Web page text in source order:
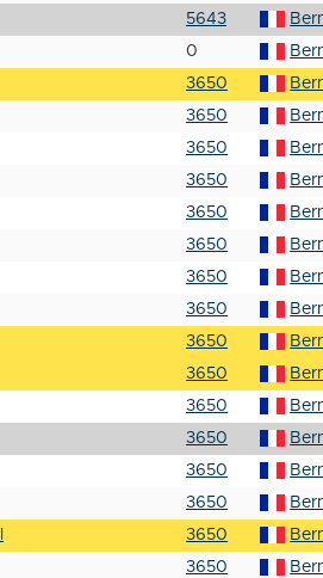
5643
0
3650
3650
3650
3650
3650
3650
3650
3650
3650
3650
3650
3650
3650
3650
3650
3650